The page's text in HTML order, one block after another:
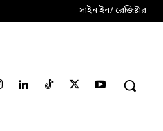
সাইন ইন/ রেজিষ্টার